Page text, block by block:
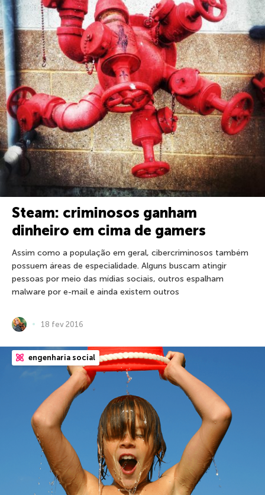
Steam: criminosos ganham
dinheiro em cima de gamers
Assim como a população em geral, cibercriminosos também
possuem áreas de especialidade. Alguns buscam atingir
pessoas por meio das mídias sociais, outros espalham
malware por e-mail e ainda existem outros
18 fev 2016
engenharia social